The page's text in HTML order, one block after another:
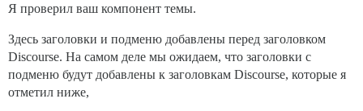
Я проверил ваш компонент темы.
Здесь заголовки и подменю добавлены перед заголовком
Discourse. На самом деле мы ожидаем, что заголовки с
подменю будут добавлены к заголовкам Discourse, которые я
отметил ниже,